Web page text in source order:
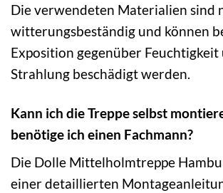
Die verwendeten Materialien sind
witterungsbeständig und können
Exposition gegenüber Feuchtigkeit
Strahlung beschädigt werden.
Kann ich die Treppe selbst
benötige ich einen Fachmann?
Die Dolle Mittelholmtreppe
einer detaillierten